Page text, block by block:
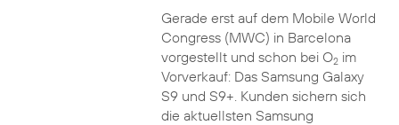
Gerade erst auf dem Mobile World
Congress (MWC) in Barcelona
vorgestellt und schon bei O2im
Vorverkauf: Das Samsung Galaxy
S9 und S9+. Kunden sichern sich
die aktuellsten Samsung